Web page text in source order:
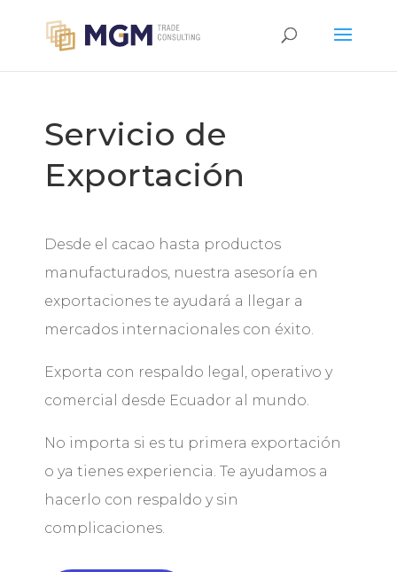
Servicio de
Exportación
Desde el cacao hasta productos
manufacturados, nuestra asesoría en
exportaciones te ayudará a llegar a
mercados internacionales con éxito.
Exporta con respaldo legal, operativo y
comercial desde Ecuador al mundo.
No importa si es tu primera exportación
o ya tienes experiencia. Te ayudamos a
hacerlo con respaldo y sin
complicaciones.